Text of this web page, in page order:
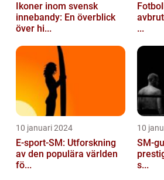
Ikoner inom svensk
innebandy: En överblick
över hi...
...
10 januari 2024
E-sport-SM: Utforskning
av den populära världen
fö...
10
SM-
s...